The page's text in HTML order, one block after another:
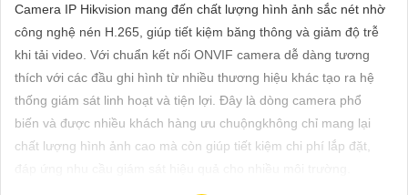
LẮP
ĐẶT
PHỤ
KIỆN
Camera IP Hikvision mang đến chất lượng hình ảnh sắc nét nhờ
công nghệ nén H.265, giúp tiết kiệm băng thông và giảm độ trễ
khi tải video. Với chuẩn kết nối ONVIF camera dễ dàng tương
thích với các đầu ghi hình từ nhiều thương hiệu khác tạo ra hệ
thống giám sát linh hoạt và tiện lợi. Đây là dòng camera phổ
biến và được nhiều khách hàng ưu chuộngkhông chỉ mang lại
chất lượng hình ảnh cao mà còn giúp tiết kiệm chi phí lắp đặt,